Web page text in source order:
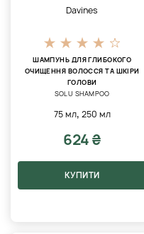
Davines
ШАМПУНЬ ДЛЯ ГЛИБОКОГО
ОЧИЩЕННЯ ВОЛОССЯ ТА ШКІРИ
ГОЛОВИ
SOLU SHAMPOO
75 мл, 250 мл
624 ₴
КУПИТИ